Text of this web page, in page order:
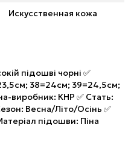
Искусственная кожа
підошві чорні ✅
38=24см; 39=24,5см;
виробник: КНР ✅ Стать:
Весна/Літо/Осінь ✅
підошви: Піна